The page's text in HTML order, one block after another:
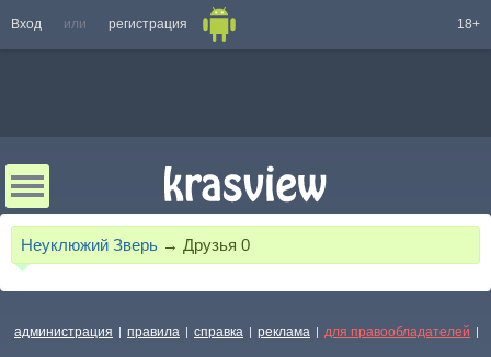
Вход или регистрация 18+
Неуклюжий Зверь → Друзья 0
администрация | правила | справка | реклама | для правообладателей |